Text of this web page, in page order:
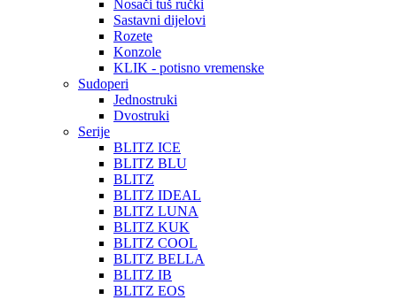
Nosači tuš ručki
Sastavni dijelovi
Rozete
Konzole
KLIK - potisno vremenske
Sudoperi
Jednostruki
Dvostruki
Serije
BLITZ ICE
BLITZ BLU
BLITZ
BLITZ IDEAL
BLITZ LUNA
BLITZ KUK
BLITZ COOL
BLITZ BELLA
BLITZ IB
BLITZ EOS